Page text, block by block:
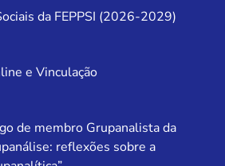
da FEPPSI (2026-2029)
e Vinculação
de membro Grupanalista da
reflexões sobre a